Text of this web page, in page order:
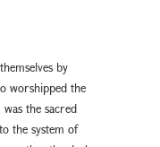
by
worshipped the
the sacred
the system of